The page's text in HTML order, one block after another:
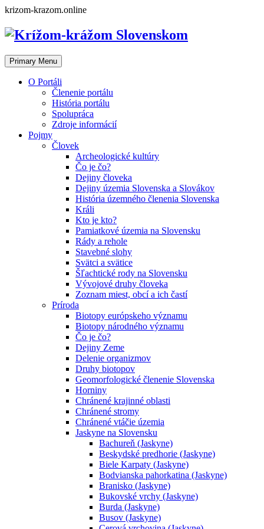
Skip
content
krizom-krazom.online
Primary Menu
O Portáli
Členenie portálu
História portálu
Spolupráca
Zdroje informácií
Pojmy
Človek
Archeologické kultúry
Čo je čo?
Dejiny človeka
Dejiny územia Slovenska a Slovákov
História územného členenia Slovenska
Králi
Kto je kto?
Pamiatkové územia na Slovensku
Rády a rehole
Stavebné slohy
Svätci a svätice
Šľachtické rody na Slovensku
Vývojové druhy človeka
Zoznam miest, obcí a ich častí
Príroda
Biotopy európskeho významu
Biotopy národného významu
Čo je čo?
Dejiny Zeme
Delenie organizmov
Druhy biotopov
Geomorfologické členenie Slovenska
Horniny
Chránené krajinné oblasti
Chránené stromy
Chránené vtáčie územia
Jaskyne na Slovensku
Bachureň (Jaskyne)
Beskydské predhorie (Jaskyne)
Biele Karpaty (Jaskyne)
Bodvianska pahorkatina (Jaskyne)
Branisko (Jaskyne)
Bukovské vrchy (Jaskyne)
Burda (Jaskyne)
Busov (Jaskyne)